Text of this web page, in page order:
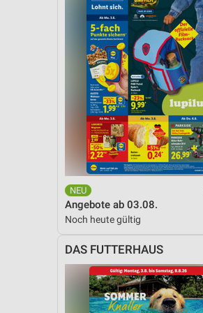
Angebote ab 03.08.
Noch heute gültig
DAS FUTTERHAUS